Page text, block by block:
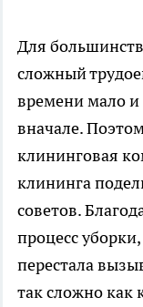
Для
сложный
времени мало и
вначале.
клининговая
клининга
советов.
процесс
перестала
так сложно как